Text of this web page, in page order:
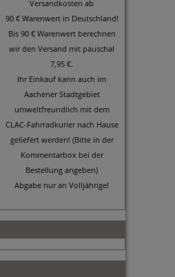
Versandkosten ab
90 € Warenwert in Deutschland!
Bis 90 € Warenwert berechnen
wir den Versand mit pauschal
7,95 €.
Ihr Einkauf kann auch im
Aachener Stadtgebiet
umweltfreundlich mit dem
CLAC-Fahrradkurier nach Hause
geliefert werden! (Bitte in der
Kommentarbox bei der
Bestellung angeben)
Abgabe nur an Volljährige!